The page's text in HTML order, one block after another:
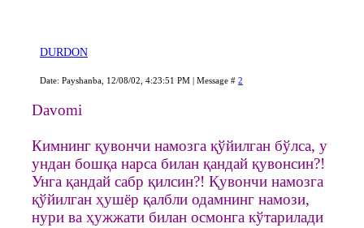
DURDON
Date: Payshanba, 12/08/02, 4:23:51 PM | Message # 2
Davomi
Кимнинг қувончи намозга қўйилган бўлса, у
ундан бошқа нарса билан қандай қувонсин?!
Унга қандай сабр қилсин?! Қувончи намозга
қўйилган ҳушёр қалбли одамнинг намози,
нури ва ҳужжати билан осмонга кўтарилади